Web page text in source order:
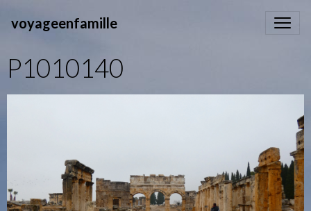
voyageenfamille
P1010140